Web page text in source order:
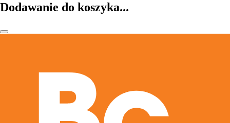
Dodawanie do koszyka...